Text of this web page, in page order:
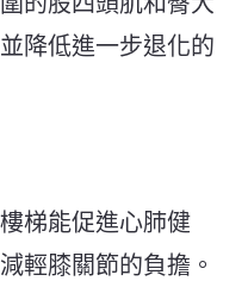
降低進一步退化的
梯能促進心肺健
輕膝關節的負擔。